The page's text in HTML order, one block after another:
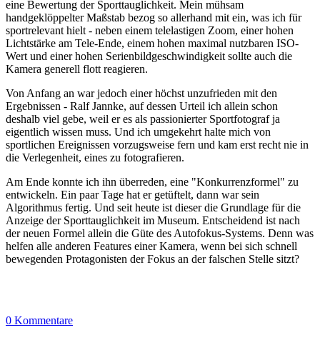
eine Bewertung der Sporttauglichkeit. Mein mühsam
handgeklöppelter Maßstab bezog so allerhand mit ein, was ich für
sportrelevant hielt - neben einem telelastigen Zoom, einer hohen
Lichtstärke am Tele-Ende, einem hohen maximal nutzbaren ISO-
Wert und einer hohen Serienbildgeschwindigkeit sollte auch die
Kamera generell flott reagieren.
Von Anfang an war jedoch einer höchst unzufrieden mit den
Ergebnissen - Ralf Jannke, auf dessen Urteil ich allein schon
deshalb viel gebe, weil er es als passionierter Sportfotograf ja
eigentlich wissen muss. Und ich umgekehrt halte mich von
sportlichen Ereignissen vorzugsweise fern und kam erst recht nie in
die Verlegenheit, eines zu fotografieren.
Am Ende konnte ich ihn überreden, eine "Konkurrenzformel" zu
entwickeln. Ein paar Tage hat er getüftelt, dann war sein
Algorithmus fertig. Und seit heute ist dieser die Grundlage für die
Anzeige der Sporttauglichkeit im Museum. Entscheidend ist nach
der neuen Formel allein die Güte des Autofokus-Systems. Denn was
helfen alle anderen Features einer Kamera, wenn bei sich schnell
bewegenden Protagonisten der Fokus an der falschen Stelle sitzt?
0 Kommentare